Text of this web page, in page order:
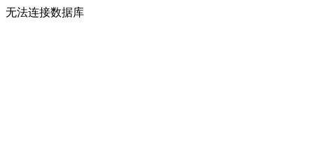
无法连接数据库